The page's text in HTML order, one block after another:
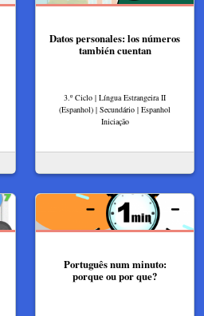
Datos personales: los números
también cuentan
3.º Ciclo | Língua Estrangeira II
(Espanhol) | Secundário | Espanhol
Iniciação
Português num minuto:
porque ou por que?